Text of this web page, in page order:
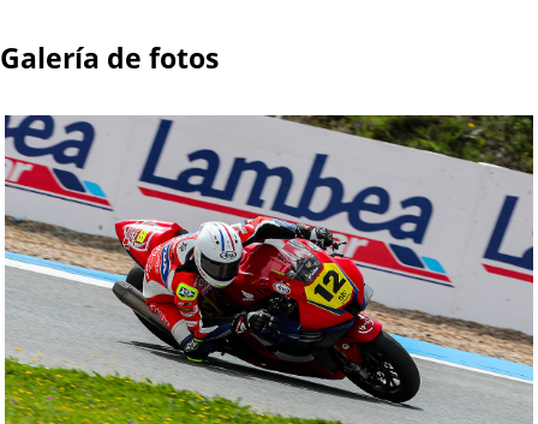
Galería de fotos